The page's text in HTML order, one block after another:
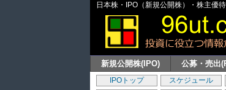
日本株・IPO（新規公開株）・株主優
新規公開株(IPO) 公募・売出
IPOトップ スケジュール